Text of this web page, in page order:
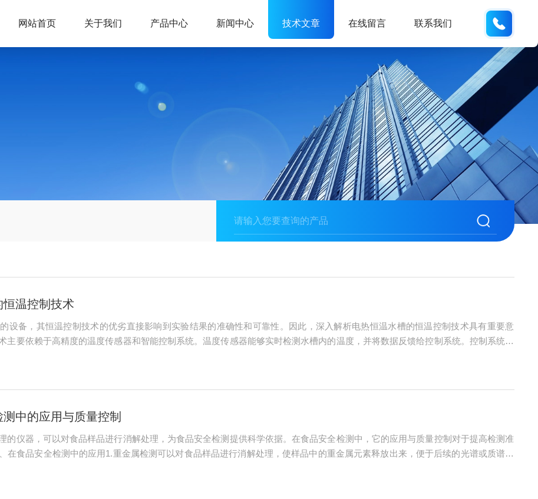
网站首页 关于我们 产品中心 新闻中心 技术文章 在线留言 联系我们
温控制技术
设备，其恒温控制技术的优劣直接影响到实验结果的准确性和可靠性。因此，深入解析电热恒温水槽的恒温控制技术具有重要意
主要依赖于高精度的温度传感器和智能控制系统。温度传感器能够实时检测水槽内的温度，并将数据反馈给控制系统。控制系统根
控制精度和稳定性。...
中的应用与质量控制
的仪器，可以对食品样品进行消解处理，为食品安全检测提供科学依据。在食品安全检测中，它的应用与质量控制对于提高检测准
在食品安全检测中的应用1.重金属检测可以对食品样品进行消解处理，使样品中的重金属元素释放出来，便于后续的光谱或质谱检
便于后续的色谱...